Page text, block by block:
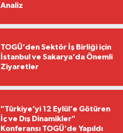
Analiz
TOGÜ’den Sektör İş Birliği için
İstanbul ve Sakarya’da Önemli
Ziyaretler
"Türkiye’yi 12 Eylül’e Götüren
İç ve Dış Dinamikler"
Konferansı TOGÜ’de Yapıldı